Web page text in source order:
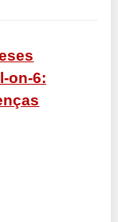
on-6: